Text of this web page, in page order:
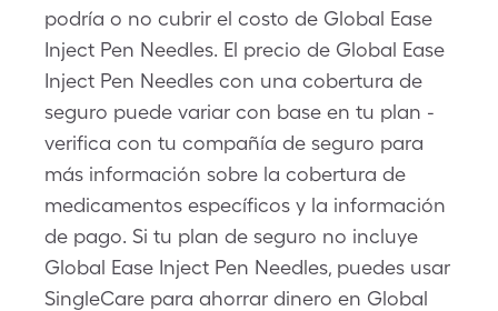
podría o no cubrir el costo de Global Ease
Inject Pen Needles. El precio de Global Ease
Inject Pen Needles con una cobertura de
seguro puede variar con base en tu plan -
verifica con tu compañía de seguro para
más información sobre la cobertura de
medicamentos específicos y la información
de pago. Si tu plan de seguro no incluye
Global Ease Inject Pen Needles, puedes usar
SingleCare para ahorrar dinero en Global